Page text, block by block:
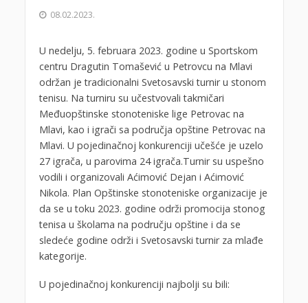
08.02.2023.
U nedelju, 5. februara 2023. godine u Sportskom
centru Dragutin Tomašević u Petrovcu na Mlavi
održan je tradicionalni Svetosavski turnir u stonom
tenisu. Na turniru su učestvovali takmičari
Međuopštinske stonoteniske lige Petrovac na
Mlavi, kao i igrači sa područja opštine Petrovac na
Mlavi. U pojedinačnoj konkurenciji učešće je uzelo
27 igrača, u parovima 24 igrača.Turnir su uspešno
vodili i organizovali Aćimović Dejan i Aćimović
Nikola. Plan Opštinske stonoteniske organizacije je
da se u toku 2023. godine održi promocija stonog
tenisa u školama na području opštine i da se
sledeće godine održi i Svetosavski turnir za mlađe
kategorije.
U pojedinačnoj konkurenciji najbolji su bili: